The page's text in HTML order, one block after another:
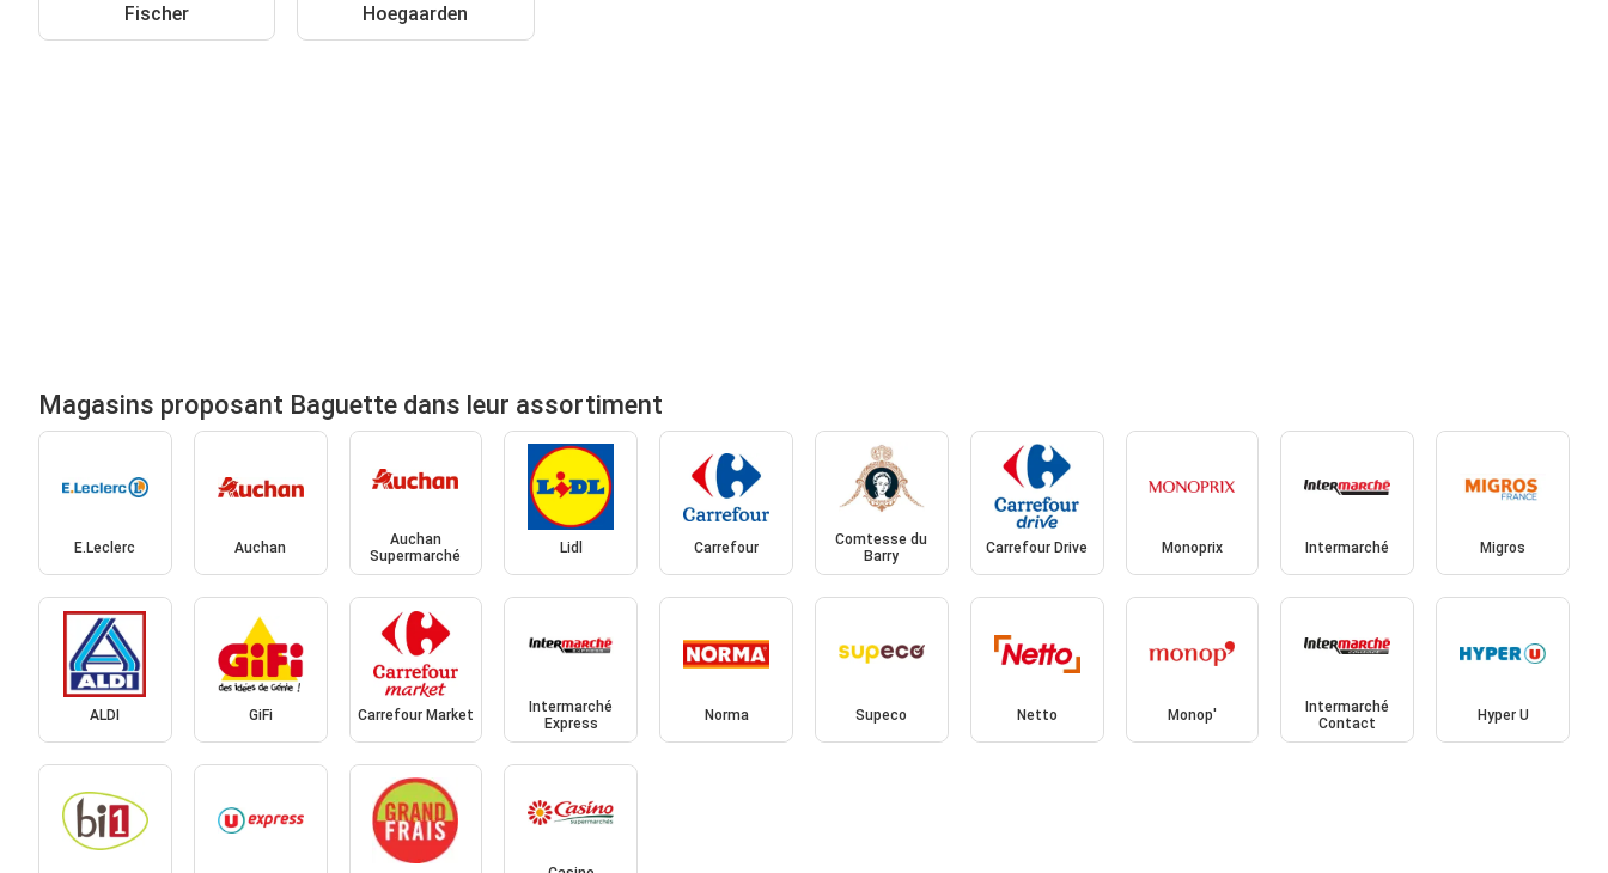
Fischer Hoegaarden
Magasins proposant Baguette dans leur assortiment
E.Leclerc Auchan
Auchan
Supermarché
Lidl Carrefour
Comtesse du
Barry
Carrefour Drive Monoprix Intermarché Migros
ALDI GiFi Carrefour Market
Intermarché
Express
Norma Supeco Netto Monop'
Intermarché
Contact
Hyper U